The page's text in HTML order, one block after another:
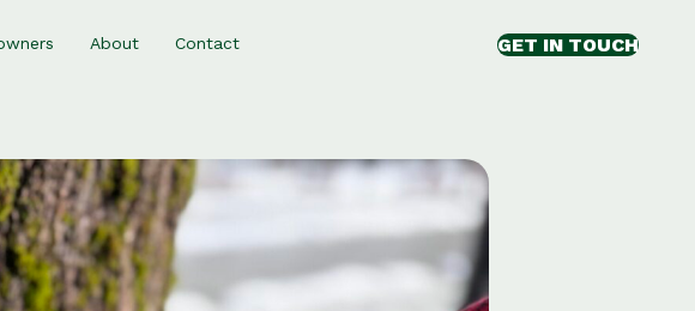
About Contact GET IN TOUCH